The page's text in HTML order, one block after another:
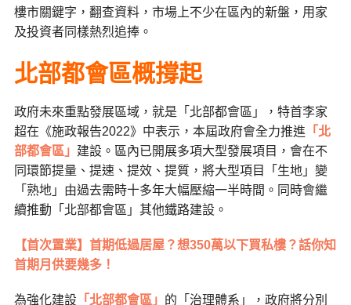
樓市關鍵字，翻查資料，市場上不少在區內的新盤，用家
及投資者同樣熱烈追捧。
北部都會區概撐起
政府未來重點發展區域，就是「北部都會區」，特首李家
超在《施政報告2022》中表示，本屆政府會全力推進「北
部都會區」 建設。區內已開展多項大型發展項目，會在不
同環節提量、提速、提效、提質，將大型項目「生地」變
「熟地」由過去需時十多年大幅壓縮一半時間。同時會繼
續推動「北部都會區」其他鐵路建設。
【首次置業】首期低過居屋？想350萬以下買私樓？話你知
首期月供要幾多！
為強化建設 「北部都會區」 的「治理體系」，政府將分別